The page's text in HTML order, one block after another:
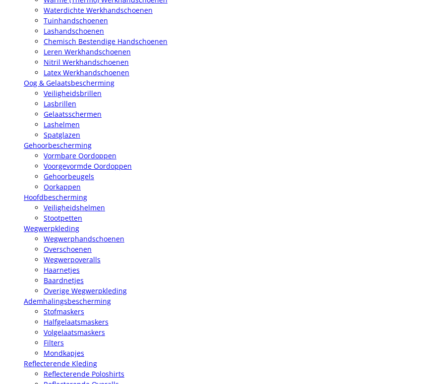
Waterdichte Werkhandschoenen
Tuinhandschoenen
Lashandschoenen
Chemisch Bestendige Handschoenen
Leren Werkhandschoenen
Nitril Werkhandschoenen
Latex Werkhandschoenen
Oog & Gelaatsbescherming
Veiligheidsbrillen
Lasbrillen
Gelaatsschermen
Lashelmen
Spatglazen
Gehoorbescherming
Vormbare Oordoppen
Voorgevormde Oordoppen
Gehoorbeugels
Oorkappen
Hoofdbescherming
Veiligheidshelmen
Stootpetten
Wegwerpkleding
Wegwerphandschoenen
Overschoenen
Wegwerpoveralls
Haarnetjes
Baardnetjes
Overige Wegwerpkleding
Ademhalingsbescherming
Stofmaskers
Halfgelaatsmaskers
Volgelaatsmaskers
Filters
Mondkapjes
Reflecterende Kleding
Reflecterende Poloshirts